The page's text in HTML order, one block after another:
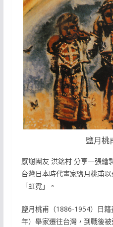
鹽月桃
感謝團友 洪銘村 分享一張繪
台灣日本時代畫家鹽月桃甫
「虹霓」。
鹽月桃甫（1886-1954）日
年）舉家遷往台灣，到戰後